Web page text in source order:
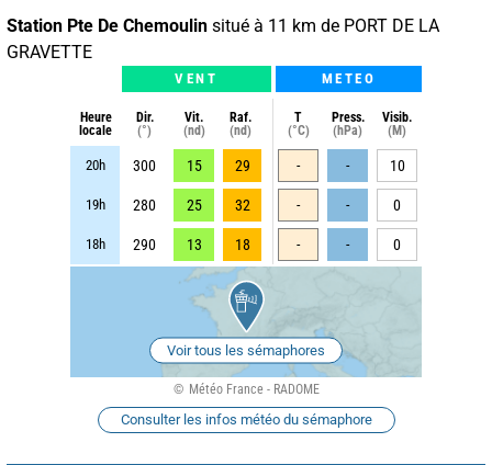
Station Pte De Chemoulin situé à 11 km de PORT DE LA
GRAVETTE
VENT METEO
Heure
locale
Dir.
(°)
Vit.
(nd)
Raf.
(nd)
T
(°C)
Press.
(hPa)
Visib.
(M)
20h 300 15 29 - - 10
19h 280 25 32 - - 0
18h 290 13 18 - - 0
Voir tous les sémaphores
Météo France - RADOME
Consulter les infos météo du sémaphore